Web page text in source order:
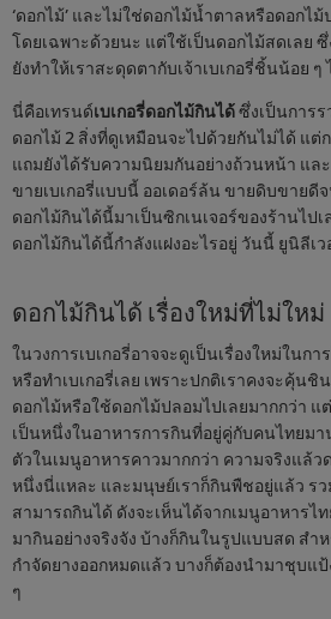
‘ดอกไม้’ และไม่ใช่ดอกไม้น้ำตาลหรือดอกไ
โดยเฉพาะด้วยนะ แต่ใช้เป็นดอกไม้สดเลย
ยังทำให้เราสะดุดตากับเจ้าเบเกอรี่ชิ้นน้อย ๆ
นี่คือเทรนด์เบเกอรี่ดอกไม้กินได้ซึ่งเป็นการร
ดอกไม้ 2 สิ่งที่ดูเหมือนจะไปด้วยกันไม่ได้ แต่
แถมยังได้รับความนิยมกันอย่างถ้วนหน้า แล
ขายเบเกอรี่แบบนี้ ออเดอร์ล้น ขายดิบขายดีจ
ดอกไม้กินได้นี้มาเป็นซิกเนเจอร์ของร้านไปเ
ดอกไม้กินได้นี้กำลังแฝงอะไรอยู่ วันนี้ ยูนิลีเ
ดอกไม้กินได้ เรื่องใหม่ที่ไม่ใหม่
ในวงการเบเกอรี่อาจจะดูเป็นเรื่องใหม่ในก
หรือทำเบเกอรี่เลย เพราะปกติเราคงจะคุ้น
ดอกไม้หรือใช้ดอกไม้ปลอมไปเลยมากกว่า แ
เป็นหนึ่งในอาหารการกินที่อยู่คู่กับคนไทยม
ตัวในเมนูอาหารคาวมากกว่า ความจริงแล้
หนึ่งนี่แหละ และมนุษย์เราก็กินพืชอยู่แล้ว ร
สามารถกินได้ ดังจะเห็นได้จากเมนูอาหารไ
มากินอย่างจริงจัง บ้างก็กินในรูปแบบสด สำ
กำจัดยางออกหมดแล้ว บางก็ต้องนำมาชุบแ
ๆ